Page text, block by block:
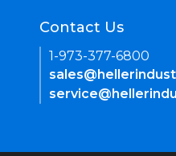
Contact Us
1-973-377-6800